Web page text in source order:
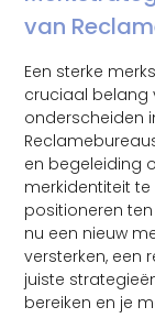
van
Een sterke
cruciaal belang
onderscheiden
en begeleiding
merkidentiteit te
positioneren
nu een nieuw
versterken, een
juiste
bereiken en je